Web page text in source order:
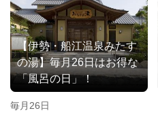
【伊勢・船江温泉みたす
の湯】毎月26日はお得な
「風呂の日」！
毎月26日